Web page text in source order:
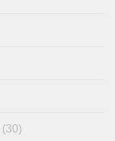
(30)